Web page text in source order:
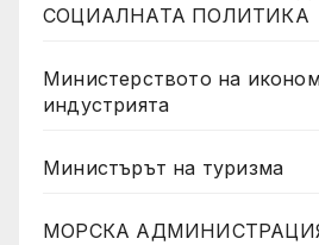
СОЦИАЛНАТА ПОЛИТИКА
Министерството на
индустрията
Министърът на туризма
МОРСКА